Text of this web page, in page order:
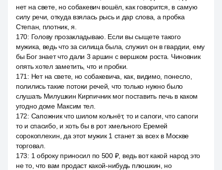
нет на свете, но собакевич вошёл, как говорится, в самую
силу речи, откуда взялась рысь и дар слова, а пробка
Степан, плотник, я.
170: Голову прозакладываю. Если вы сыщете такого
мужика, ведь что за силища была, служил он в гвардии, ему
бы Бог знает что дали 3 аршин с вершком роста. Чиновник
опять хотел заметить, что и пробки.
171 : Нет на свете, но собакевича, как, видимо, понесло,
полились такие потоки речей, что только нужно было
слушать Милушкин Кирпичник мог поставить печь в каком
угодно доме Максим тел.
172: Сапожник что шилом кольнёт, то и сапоги, что сапоги
то и спасибо, и хоть бы в рот хмельного Еремей
сорокоплехин, да этот мужик 1 станет за всех в Москве
торговал.
173: 1 оброку приносил по 500 ₽, ведь вот какой народ это
не то, что вам продаст какой-нибудь плюшкин, но